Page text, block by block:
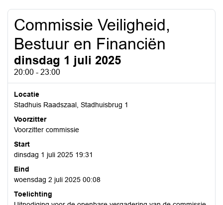
Commissie Veiligheid,
Bestuur en Financiën
dinsdag 1 juli 2025
20:00 - 23:00
Locatie
Stadhuis Raadszaal, Stadhuisbrug 1
Voorzitter
Voorzitter commissie
Start
dinsdag 1 juli 2025 19:31
Eind
woensdag 2 juli 2025 00:08
Toelichting